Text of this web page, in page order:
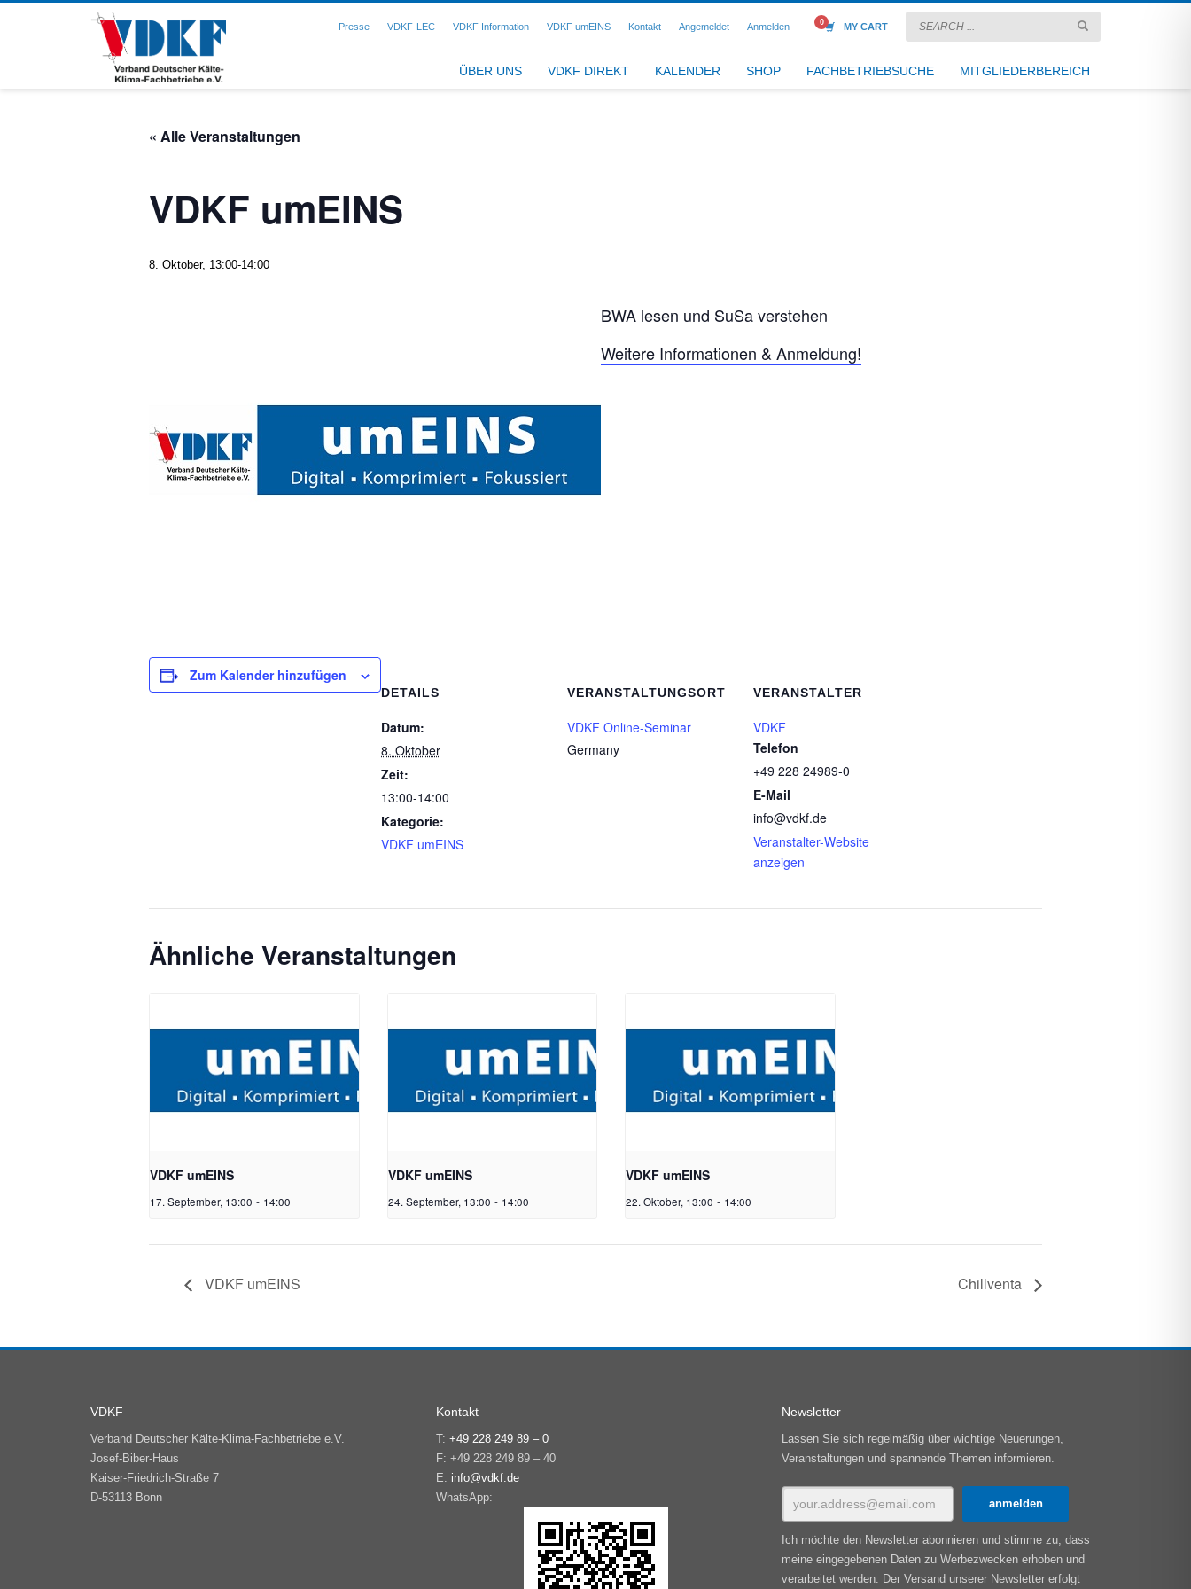
Presse VDKF-LEC VDKF Information VDKF umEINS Kontakt Angemeldet Anmelden MY CART
ÜBER UNS VDKF DIREKT KALENDER SHOP FACHBETRIEBSUCHE MITGLIEDERBEREICH
« Alle Veranstaltungen
VDKF umEINS
8. Oktober, 13:00-14:00
BWA lesen und SuSa verstehen
Weitere Informationen & Anmeldung!
Zum Kalender hinzufügen
DETAILS
Datum:
8. Oktober
Zeit:
13:00-14:00
Kategorie:
VDKF umEINS
VERANSTALTUNGSORT
VDKF Online-Seminar
Germany
VERANSTALTER
VDKF
Telefon
+49 228 24989-0
E-Mail
info@vdkf.de
Veranstalter-Website
anzeigen
Ähnliche Veranstaltungen
VDKF umEINS
17. September, 13:00 - 14:00
VDKF umEINS
24. September, 13:00 - 14:00
VDKF umEINS
22. Oktober, 13:00 - 14:00
VDKF umEINS Chillventa
VDKF
Verband Deutscher Kälte-Klima-Fachbetriebe e.V.
Josef-Biber-Haus
Kaiser-Friedrich-Straße 7
D-53113 Bonn
Kontakt
T: +49 228 249 89 – 0
F: +49 228 249 89 – 40
E: info@vdkf.de
WhatsApp:
Newsletter
Lassen Sie sich regelmäßig über wichtige Neuerungen,
Veranstaltungen und spannende Themen informieren.
Ich möchte den Newsletter abonnieren und stimme zu, dass
meine eingegebenen Daten zu Werbezwecken erhoben und
verarbeitet werden. Der Versand unserer Newsletter erfolgt